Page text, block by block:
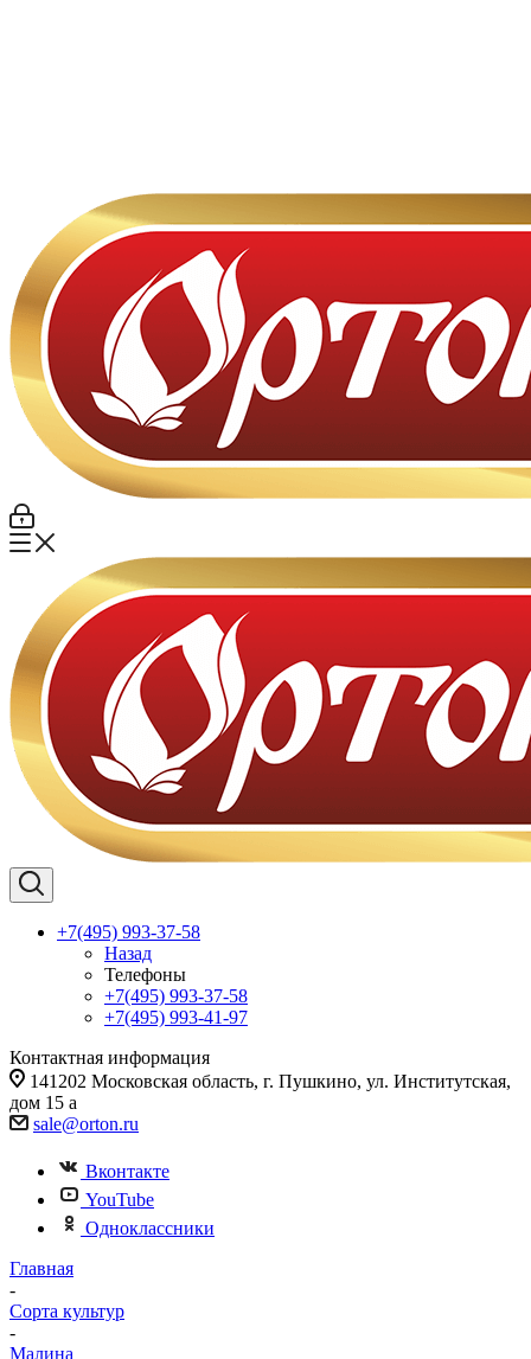
+7(495) 993-37-58
Назад
Телефоны
+7(495) 993-37-58
+7(495) 993-41-97
Контактная информация
141202 Московская область, г. Пушкино, ул. Институтская,
дом 15 а
sale@orton.ru
Вконтакте
YouTube
Одноклассники
Главная
-
Сорта культур
-
Малина